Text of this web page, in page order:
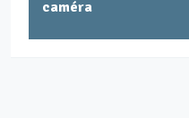
caméra